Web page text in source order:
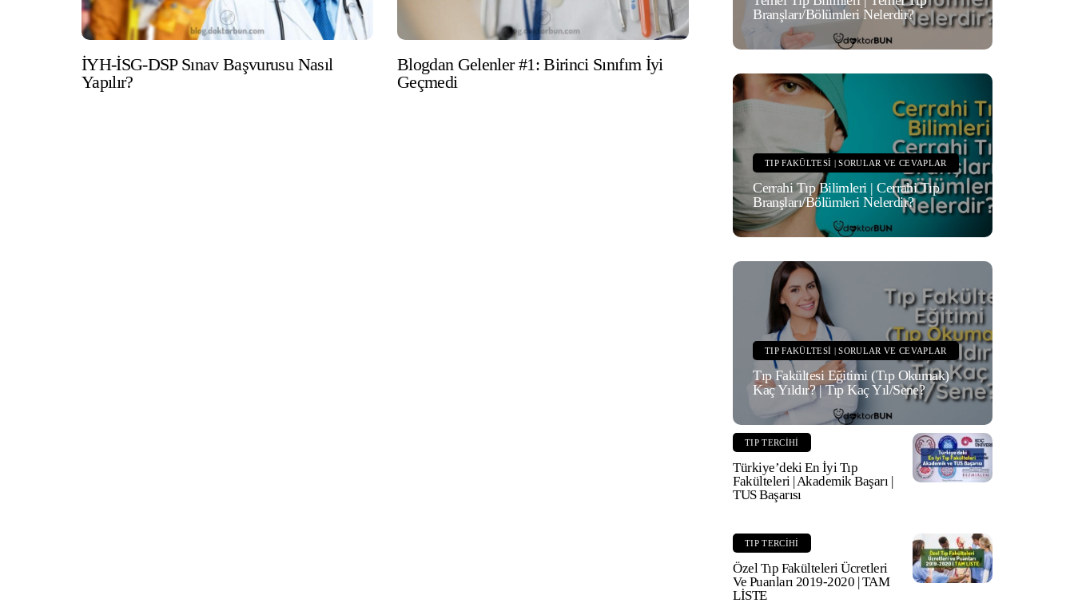
İYH-İSG-DSP Sınav Başvurusu Nasıl
Yapılır?
Blogdan Gelenler #1: Birinci Sınıfım İyi
Geçmedi
Branşları/Bölümleri Nelerdir?
TIP FAKÜLTESI | SORULAR VE CEVAPLAR
Cerrahi Tıp Bilimleri | Cerrahi Tıp
Branşları/Bölümleri Nelerdir?
TIP FAKÜLTESI | SORULAR VE CEVAPLAR
Tıp Fakültesi Eğitimi (Tıp Okumak)
Kaç Yıldır? | Tıp Kaç Yıl/Sene?
TIP TERCIHI
Türkiye’deki En İyi Tıp
Fakülteleri | Akademik Başarı |
TUS Başarısı
TIP TERCIHI
Özel Tıp Fakülteleri Ücretleri
Ve Puanları 2019-2020 | TAM
LİSTE